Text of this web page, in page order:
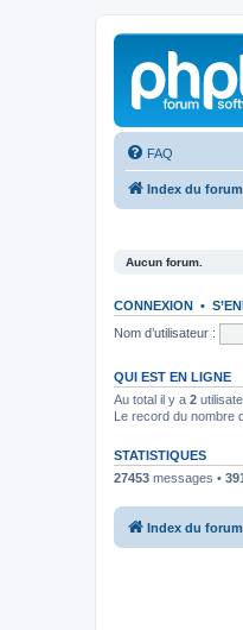
FAQ
Index du forum
Aucun forum.
CONNEXION •
Nom d’utilisateur :
QUI EST EN LIGNE
Au total il y a 2
Le record du nombre
STATISTIQUES
27453 messages •
Index du forum